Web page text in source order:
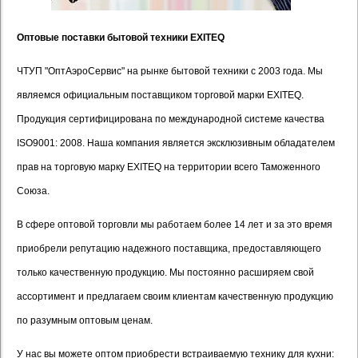
Оптовые поставки бытовой техники EXITEQ
ЧТУП "ОптАэроСервис" на рынке бытовой техники с 2003 года. Мы
являемся официальным поставщиком торговой марки EXITEQ.
Продукция сертифицирована по международной системе качества
ISO9001: 2008. Наша компания является эксклюзивным обладателем
прав на торговую марку EXITEQ на территории всего Таможенного
Союза.
В сфере оптовой торговли мы работаем более 14 лет и за это время
приобрели репутацию надежного поставщика, предоставляющего
только качественную продукцию. Мы постоянно расширяем свой
ассортимент и предлагаем своим клиентам качественную продукцию
по разумным оптовым ценам.
У нас вы можете оптом приобрести встраиваемую технику для кухни: